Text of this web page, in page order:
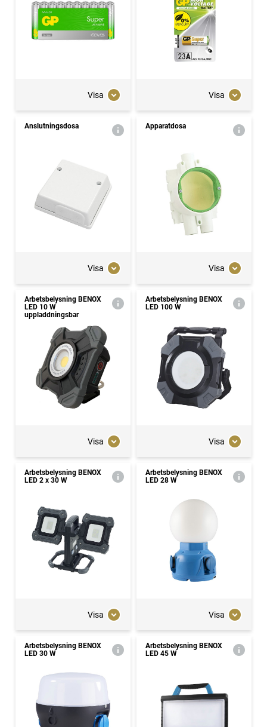
Visa Visa
Anslutningsdosa
Visa
Apparatdosa
Visa
Arbetsbelysning BENOX
LED 10 W
uppladdningsbar
Visa
Arbetsbelysning BENOX
LED 100 W
Visa
Arbetsbelysning BENOX
LED 2 x 30 W
Visa
Arbetsbelysning BENOX
LED 28 W
Visa
Arbetsbelysning BENOX
LED 30 W
Arbetsbelysning BENOX
LED 45 W